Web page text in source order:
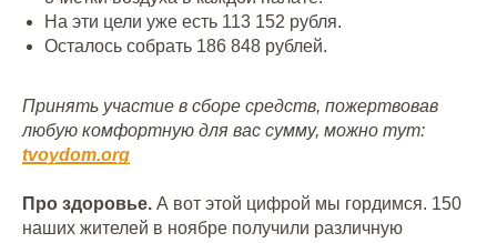
На эти цели уже есть 113 152 рубля.
Осталось собрать 186 848 рублей.
Принять участие в сборе средств, пожертвовав
любую комфортную для вас сумму, можно тут:
tvoydom.org
Про здоровье. А вот этой цифрой мы гордимся. 150
наших жителей в ноябре получили различную